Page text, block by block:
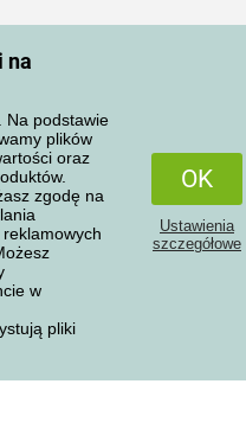
na
Na podstawie
plików
oraz
zgodę na
w
pliki
OK
Ustawienia
szczegółowe